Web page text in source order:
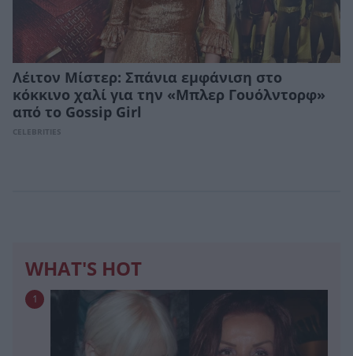
Λέιτον Μίστερ: Σπάνια εμφάνιση στο
κόκκινο χαλί για την «Μπλερ Γουόλντορφ»
από το Gossip Girl
CELEBRITIES
WHAT'S HOT
1